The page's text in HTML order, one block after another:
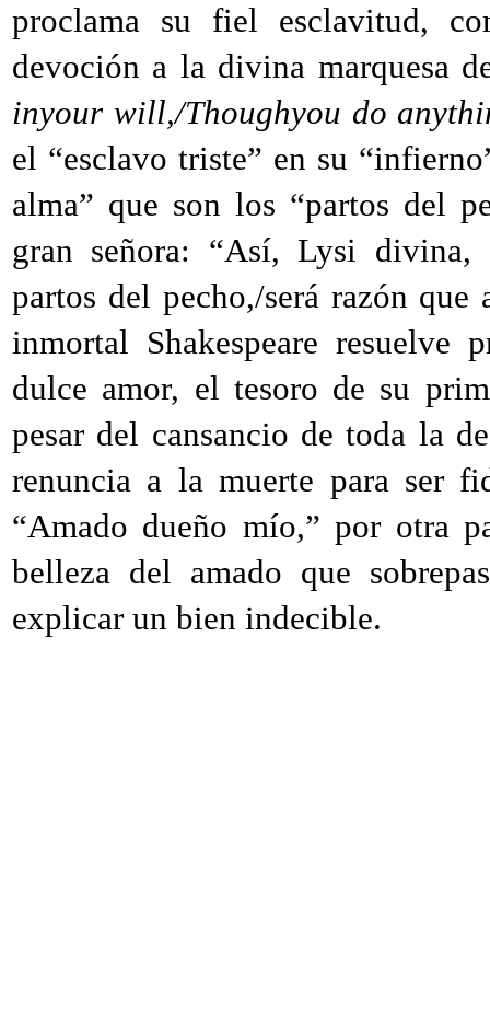
proclama su fiel esclavitud,
devoción a la divina marquesa
inyour will,/Thoughyou do
el “esclavo triste” en su
alma” que son los “partos del
gran señora: “Así, Lysi divina,
partos del pecho,/será razón
inmortal Shakespeare resuelve
dulce amor, el tesoro de su
pesar del cansancio de toda la
renuncia a la muerte para ser
“Amado dueño mío,” por otra
belleza del amado que
explicar un bien indecible.